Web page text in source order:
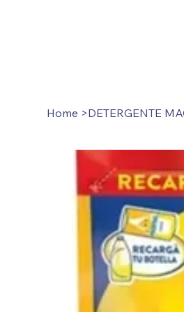
Home >DETERGENTE